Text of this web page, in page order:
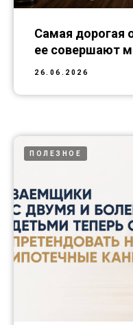
Самая дорогая
ее совершают
26.06.2026
ПОЛЕЗНОЕ